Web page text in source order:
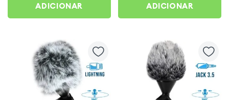
ADICIONAR ADICIONAR